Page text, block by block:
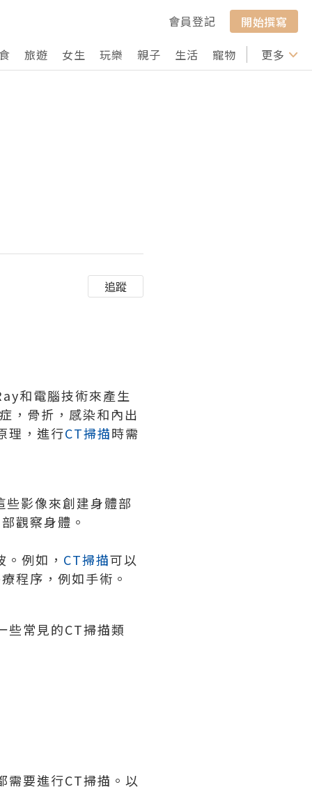
會員登記
開始撰寫
旅遊 女生 玩樂 親子 生活 寵物 行山 打卡
更多
追蹤
和電腦技術來產生
，骨折，感染和內出
理，進行CT掃描時需
影像來創建身體部
觀察身體。
例如， CT掃描可以
程序，例如手術。
些常見的CT掃描類
需要進行CT掃描。以